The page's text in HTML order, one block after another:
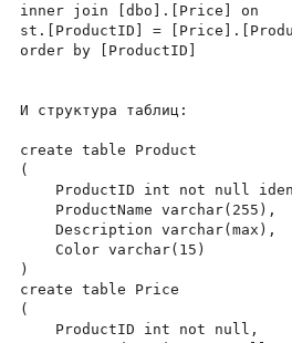
inner join [dbo].[Price] on
st.[ProductID] =
order by [ProductID]
И структура таблиц:
create table Product
(
ProductID int not null
    ProductName varchar(255),
    Description varchar(max),
    Color varchar(15)
)
create table Price
(
    ProductID int not null,